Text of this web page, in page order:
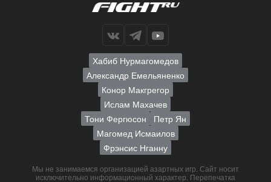
Хабиб Нурмагомедов
Александр Емельяненко
Конор Макгрегор
Ислам Махачев
Тони Фергюсон
Петр Ян
Магомед Исмаилов
Фрэнсис Нганну
Мы не занимаемся организацией азартных игр. Сайт носит
исключительно информационный характер. Перепечатка